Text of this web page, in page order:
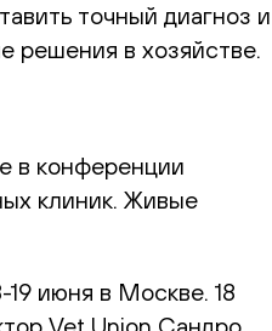
точный диагноз и
решения в хозяйстве.
в конференции
клиник. Живые
июня в Москве. 18